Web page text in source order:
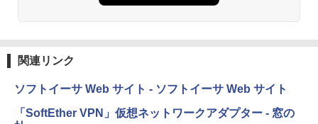
関連リンク
ソフトイーサ Web サイト - ソフトイーサ Web サイト
「SoftEther VPN」仮想ネットワークアダプター - 窓の